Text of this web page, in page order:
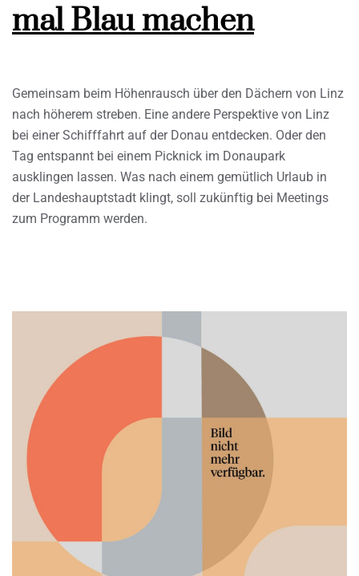
mal Blau machen
Gemeinsam beim Höhenrausch über den Dächern von Linz
nach höherem streben. Eine andere Perspektive von Linz
bei einer Schifffahrt auf der Donau entdecken. Oder den
Tag entspannt bei einem Picknick im Donaupark
ausklingen lassen. Was nach einem gemütlich Urlaub in
der Landeshauptstadt klingt, soll zukünftig bei Meetings
zum Programm werden.